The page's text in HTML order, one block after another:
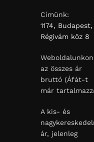
Címünk:
1174, Budapest,
Régivám köz 8
Weboldalunkon
az összes ár
bruttó (Áfát-t
már
A kis- és
ár, jelenleg